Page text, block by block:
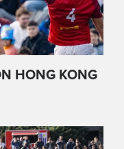
HONG KONG